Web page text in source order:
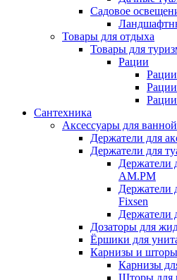
Садовое
Товары для отдыха
Товары для
Рации
Сантехника
Аксессуары для
Держатели для
Держатели для
Держатели
AM.PM
Держатели
Fixsen
Держатели
Дозаторы для
Ёршики для
Карнизы и
Карнизы